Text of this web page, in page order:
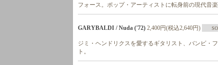
フォース。ポップ・アーティストに転身前の現代音
GARYBALDI / Nuda ('72) 2,400円(税込2,640円)
ジミ・ヘンドリクスを愛するギタリスト、バンビ・
ト。